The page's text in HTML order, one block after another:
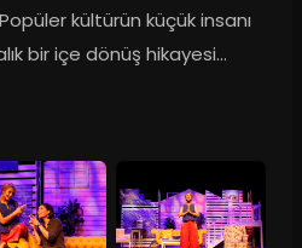
kültürün küçük insanı
bir içe dönüş hikayesi…